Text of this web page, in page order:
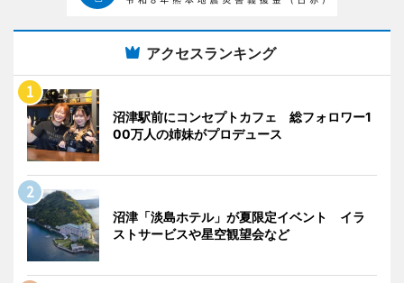
アクセスランキング
沼津駅前にコンセプトカフェ 総フォロワー1
00万人の姉妹がプロデュース
沼津「淡島ホテル」が夏限定イベント イラ
ストサービスや星空観望会など